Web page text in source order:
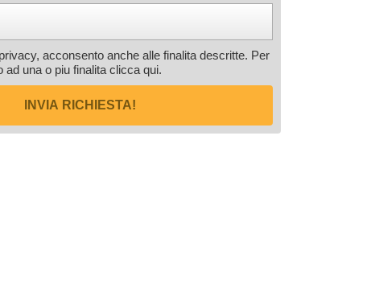
acconsento anche alle finalita descritte. Per
ad una o piu finalita clicca qui.
INVIA RICHIESTA!